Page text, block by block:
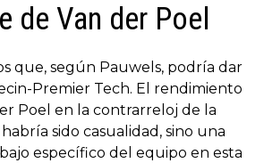
de Van der Poel
que, según Pauwels, podría dar
Premier Tech. El rendimiento
Poel en la contrarreloj de la
sido casualidad, sino una
específico del equipo en esta